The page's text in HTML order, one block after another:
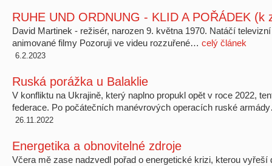
RUHE UND ORDNUNG - KLID A POŘÁDEK (k
David Martinek - režisér, narozen 9. května 1970. Natáčí
animované filmy Pozoruji ve videu rozzuřené… celý článek
6.2.2023
Ruská porážka u Balaklie
V konfliktu na Ukrajině, který naplno propukl opět v roce 2022,
federace. Po počátečních manévrových operacích ruské
26.11.2022
Energetika a obnovitelné zdroje
Včera mě zase nadzvedl pořad o energetické krizi, kterou